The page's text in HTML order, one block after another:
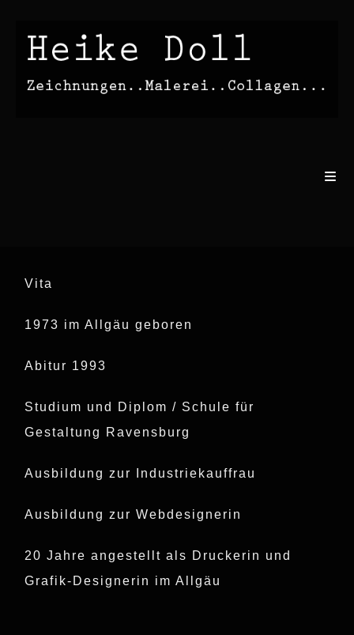
Vita
1973 im Allgäu geboren
Abitur 1993
Studium und Diplom / Schule für
Gestaltung Ravensburg
Ausbildung zur Industriekauffrau
Ausbildung zur Webdesignerin
20 Jahre angestellt als Druckerin und
Grafik-Designerin im Allgäu